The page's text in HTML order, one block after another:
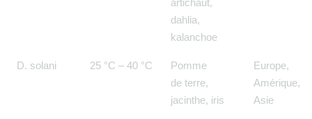
artichaut,
dahlia,
kalanchoe
D. solani 25 °C – 40 °C
Pomme
de terre,
jacinthe, iris
Europe,
Amérique,
Asie